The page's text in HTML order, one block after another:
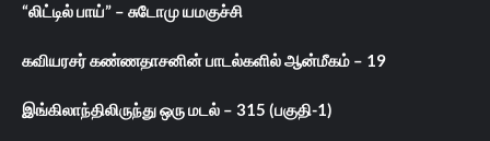
“லிட்டில் பாய்” – சுடோமு யமகுச்சி
கவியரசர் கண்ணதாசனின் பாடல்களில் ஆன்மீகம் – 19
இங்கிலாந்திலிருந்து ஒரு மடல் – 315 (பகுதி-1)